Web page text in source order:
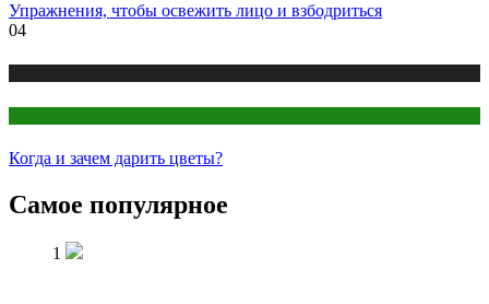
Упражнения, чтобы освежить лицо и взбодриться
04
Когда и зачем дарить цветы?
Самое популярное
1